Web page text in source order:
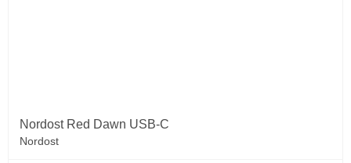
Nordost Red Dawn USB-C
Nordost